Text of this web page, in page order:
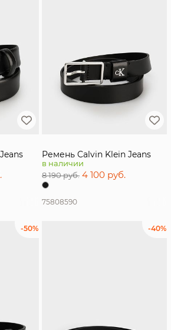
Ремень Calvin Klein Jeans
в наличии
8 190 руб. 4 100 руб.
75808590
-50% -40%